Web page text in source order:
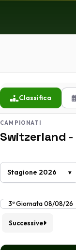
Classifica
CAMPIONATI
Switzerland
Successive